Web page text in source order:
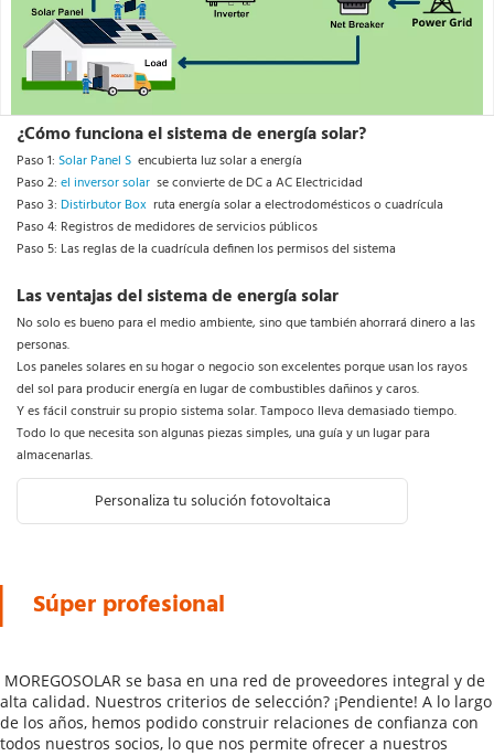
¿Cómo funciona el sistema de energía solar?
Paso 1: Solar Panel S encubierta luz solar a energía
Paso 2: el inversor solar se convierte de DC a AC Electricidad
Paso 3: Distirbutor Box ruta energía solar a electrodomésticos o cuadrícula
Paso 4: Registros de medidores de servicios públicos
Paso 5: Las reglas de la cuadrícula definen los permisos del sistema
Las ventajas del sistema de energía solar
No solo es bueno para el medio ambiente, sino que también ahorrará dinero a las
personas.
Los paneles solares en su hogar o negocio son excelentes porque usan los rayos
del sol para producir energía en lugar de combustibles dañinos y caros.
Y es fácil construir su propio sistema solar. Tampoco lleva demasiado tiempo.
Todo lo que necesita son algunas piezas simples, una guía y un lugar para
almacenarlas.
Personaliza tu solución fotovoltaica
Súper profesional
alta calidad. Nuestros criterios de selección? ¡Pendiente! A lo largo
de los años, hemos podido construir relaciones de confianza con
todos nuestros socios, lo que nos permite ofrecer a nuestros